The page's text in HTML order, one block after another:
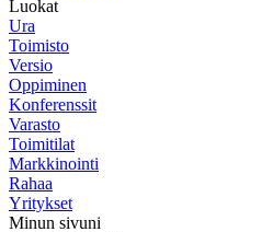
Luokat
Ura
Toimisto
Versio
Oppiminen
Konferenssit
Varasto
Toimitilat
Markkinointi
Rahaa
Yritykset
Minun sivuni